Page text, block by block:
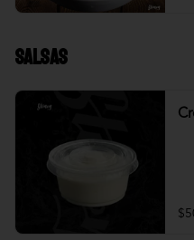
Salsas